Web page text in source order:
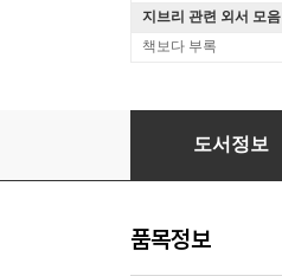
지브리 관련 외서 모음
책보다 부록
Apples Never Fall
도서정보
품목정보